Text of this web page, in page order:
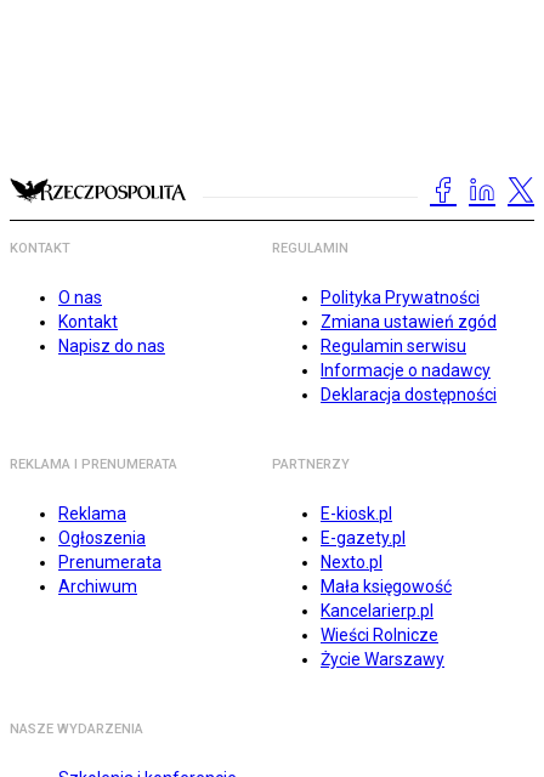
KONTAKT
O nas
Kontakt
Napisz do nas
REGULAMIN
Polityka Prywatności
Zmiana ustawień zgód
Regulamin serwisu
Informacje o nadawcy
Deklaracja dostępności
REKLAMA I PRENUMERATA
Reklama
Ogłoszenia
Prenumerata
Archiwum
PARTNERZY
E-kiosk.pl
E-gazety.pl
Nexto.pl
Mała księgowość
Kancelarierp.pl
Wieści Rolnicze
Życie Warszawy
NASZE WYDARZENIA